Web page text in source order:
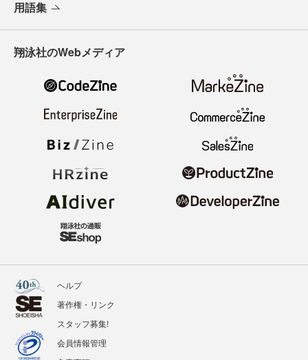
用語集
翔泳社のWebメディア
ヘルプ
著作権・リンク
スタッフ募集!
会員情報管理